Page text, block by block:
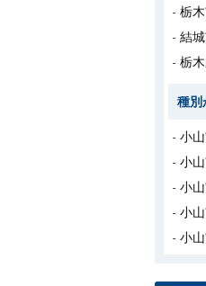
栃
結
栃
種別
小
小
小
小
小